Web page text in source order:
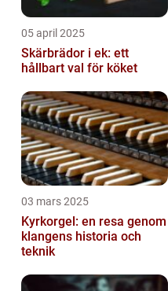
05 april 2025
Skärbrädor i ek: ett
hållbart val för köket
03 mars 2025
Kyrkorgel: en resa genom
klangens historia och
teknik